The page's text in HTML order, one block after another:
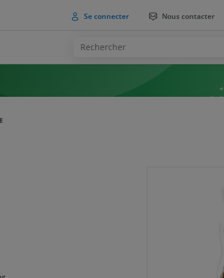
Se connecter Nous contacter